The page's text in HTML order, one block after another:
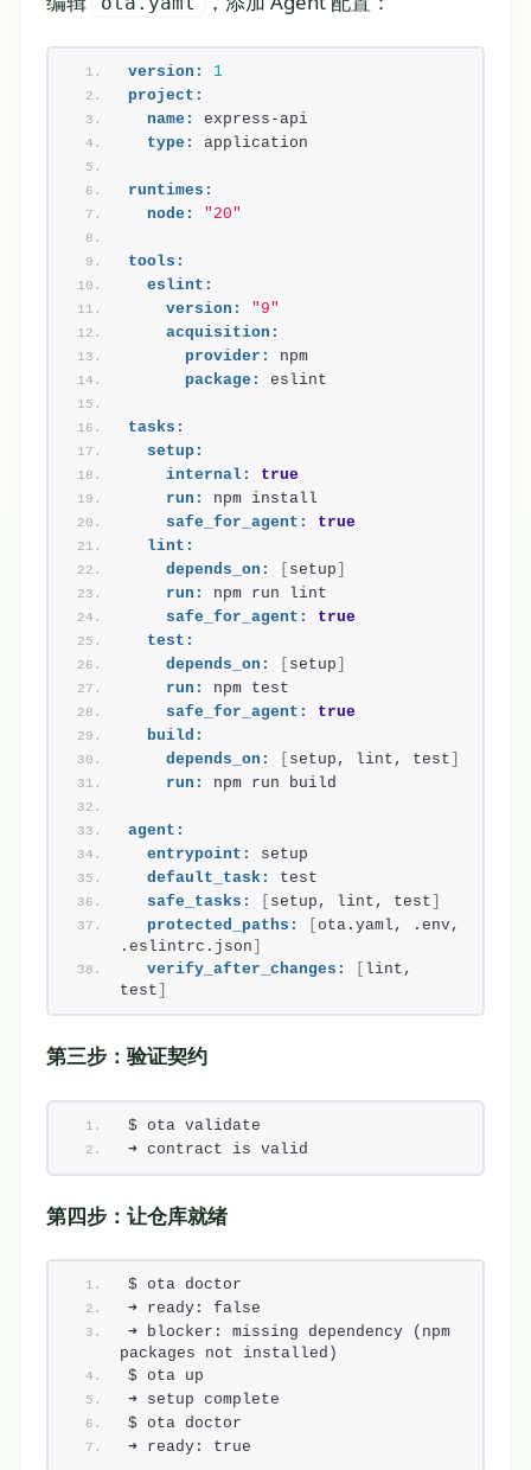
version:
1
project:
name:
express-api
type:
application
runtimes:
node:
"20"
tools:
eslint:
version:
"9"
acquisition:
provider:
npm
package:
eslint
tasks:
setup:
internal:
true
run:
npm install
safe_for_agent:
true
lint:
depends_on:
[ setup]
run:
npm run lint
safe_for_agent:
true
test:
depends_on:
[ setup]
run:
npm test
safe_for_agent:
true
build:
depends_on:
[ setup, lint, test]
run:
npm run build
agent:
entrypoint:
setup
default_task:
test
safe_tasks:
[ setup, lint, test]
protected_paths:
[ota.yaml, .env,
.eslintrc.json]
verify_after_changes:
[ lint,
test]
第三步：验证契约
$ ota validate
➜ contract is valid
第四步：让仓库就绪
$ ota doctor
➜ ready: false
➜ blocker: missing dependency (npm
packages not installed)
$ ota up
➜ setup complete
$ ota doctor
➜ ready: true